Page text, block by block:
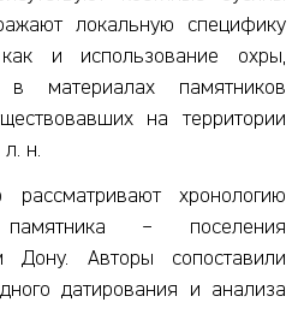
локальную специфику
и использование охры,
в материалах памятников
на территории
н.
хронологию
памятника – поселения
Дону. Авторы сопоставили
датирования и анализа